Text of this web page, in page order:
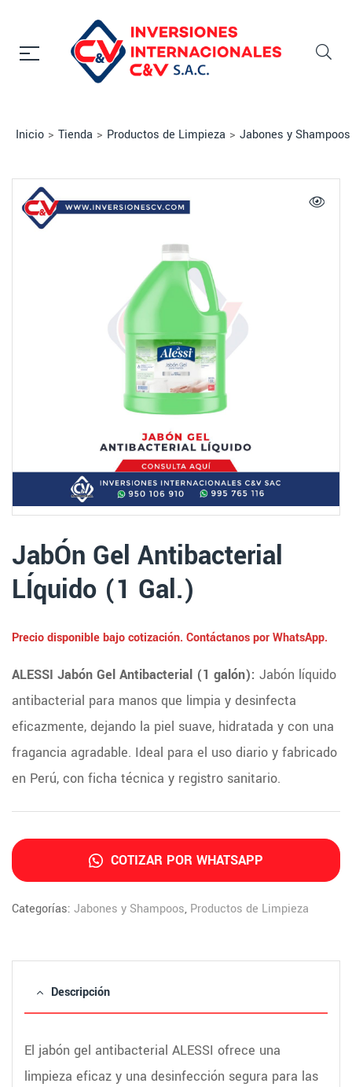
Inicio > Tienda > Productos de Limpieza > Jabones y Shampoos
JabÓn Gel Antibacterial
LÍquido (1 Gal.)
Precio disponible bajo cotización. Contáctanos por WhatsApp.
ALESSI Jabón Gel Antibacterial (1 galón): Jabón líquido
antibacterial para manos que limpia y desinfecta
eficazmente, dejando la piel suave, hidratada y con una
fragancia agradable. Ideal para el uso diario y fabricado
en Perú, con ficha técnica y registro sanitario.
COTIZAR POR WHATSAPP
Categorías: Jabones y Shampoos, Productos de Limpieza
Descripción
El jabón gel antibacterial ALESSI ofrece una
limpieza eficaz y una desinfección segura para las